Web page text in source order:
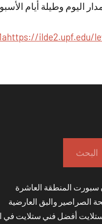
اليوم وطيلة أيام
https://ilde2.upf.edu/
البحث
الصراصير والبق العارضية
أفضل فني ستلايت في